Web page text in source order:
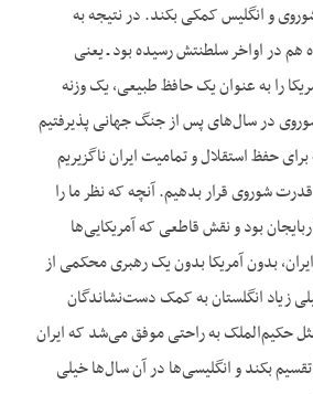
شوروی و انگلیس کمکی بکند. در نتیجه به
هم در اواخر سلطنتش رسیده بود ـ یعنی
را به عنوان یک حافظ طبیعی، یک وزنه
در سال‌های پس از جنگ جهانی پذیرفتیم
حفظ استقلال و تمامیت ایران ناگزیریم
شوروی قرار بدهیم. آنچه که نظر ما را
بود و نقش قاطعی که آمریکایی‌ها
بدون آمریکا بدون یک رهبری محکمی از
زیاد انگلستان به کمک دست‌نشاندگان
حکیم‌الملک به راحتی موفق می‌شد که ایران
بکند و انگلیسی‌ها در آن سال‌ها خیلی